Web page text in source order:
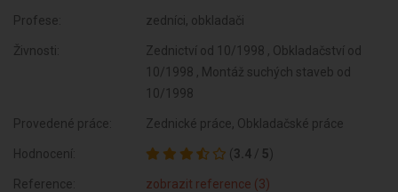
Profese: zedníci, obkladači
Živnosti:
Zednictví od 10/1998 , Obkladačství od
10/1998 , Montáž suchých staveb od
10/1998
Provedené práce: Zednické práce, Obkladačské práce
Hodnocení: ( 3.4 / 5)
Reference: zobrazit reference (3)